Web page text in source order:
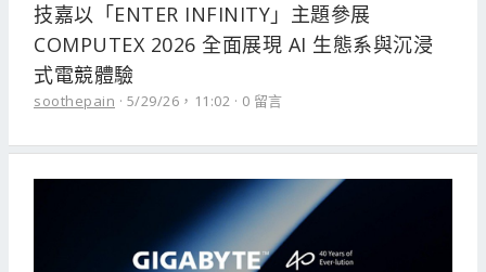
技嘉以「ENTER INFINITY」主題參展
COMPUTEX 2026 全面展現 AI 生態系與沉浸
式電競體驗
soothepain 5/29/26，11:02 0 留言